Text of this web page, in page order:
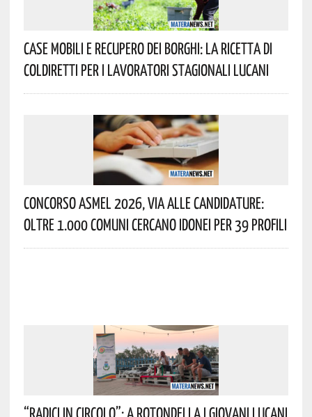
Case Mobili E Recupero Dei Borghi: La Ricetta Di
Coldiretti Per I Lavoratori Stagionali Lucani
Concorso Asmel 2026, Via Alle Candidature:
Oltre 1.000 Comuni Cercano Idonei Per 39 Profili
“Radici In Circolo”: A Rotondella I Giovani Lucani